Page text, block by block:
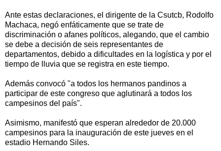
Ante estas declaraciones, el dirigente de la Csutcb, Rodolfo
Machaca, negó enfáticamente que se trate de
discriminación o afanes políticos, alegando, que el cambio
se debe a decisión de seis representantes de
departamentos, debido a dificultades en la logística y por el
tiempo de lluvia que se registra en este tiempo.
Además convocó "a todos los hermanos pandinos a
participar de este congreso que aglutinará a todos los
campesinos del país".
Asimismo, manifestó que esperan alrededor de 20.000
campesinos para la inauguración de este jueves en el
estadio Hernando Siles.